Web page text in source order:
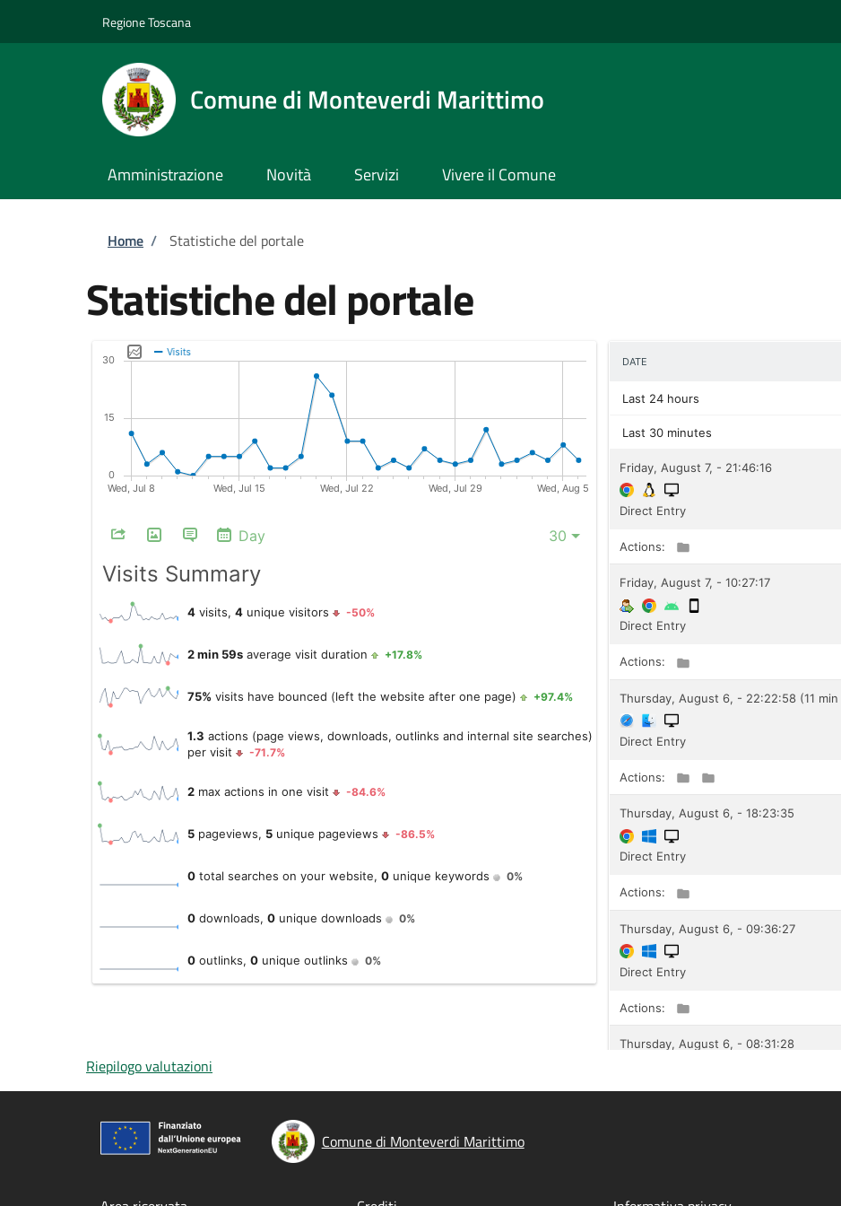
Regione Toscana
Comune di Monteverdi Marittimo
Amministrazione Novità Servizi Vivere il Comune
Briciole di pane
Home / Statistiche del portale
Statistiche del portale
Riepilogo valutazioni
Comune di Monteverdi Marittimo